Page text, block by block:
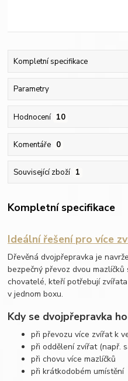
Kompletní specifikace
Parametry
Hodnocení 10
Komentáře 0
Související zboží 1
Kompletní specifikace
Ideální řešení pro více
Dřevěná dvojpřepravka je
bezpečný převoz dvou mazlíčků
chovatelé, kteří potřebují
v jednom boxu.
Kdy se dvojpřepravka
při převozu více zvířat k
při oddělení zvířat (např.
při chovu více mazlíčků
při krátkodobém umístění